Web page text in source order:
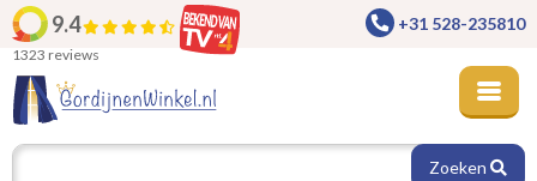
9.4
1323 reviews
+31 528-235810
Zoeken